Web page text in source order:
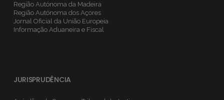
Região Autónoma da Madeira
Região Autónoma dos Açores
Jornal Oficial da União Europeia
Informação Aduaneira e Fiscal
JURISPRUDÊNCIA